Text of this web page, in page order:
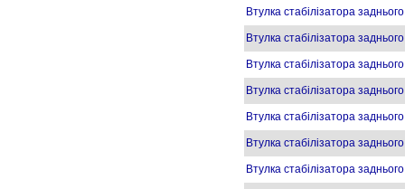
Втулка стабілізатора
Втулка стабілізатора
Втулка стабілізатора
Втулка стабілізатора
Втулка стабілізатора
Втулка стабілізатора
Втулка стабілізатора